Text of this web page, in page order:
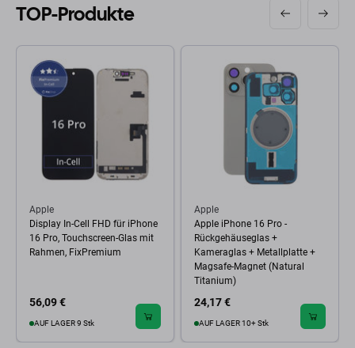
TOP-Produkte
Apple
Display In-Cell FHD für iPhone
16 Pro, Touchscreen-Glas mit
Rahmen, FixPremium
56,09 €
AUF LAGER 9 Stk
Apple
Apple iPhone 16 Pro -
Rückgehäuseglas +
Kameraglas + Metallplatte +
Magsafe-Magnet (Natural
Titanium)
24,17 €
AUF LAGER 10+ Stk